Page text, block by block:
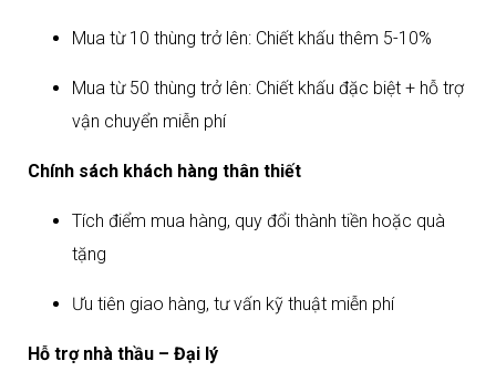
Mua từ 10 thùng trở lên: Chiết khấu thêm 5-10%
Mua từ 50 thùng trở lên: Chiết khấu đặc biệt + hỗ trợ
vận chuyển miễn phí
Chính sách khách hàng thân thiết
Tích điểm mua hàng, quy đổi thành tiền hoặc quà
tặng
Ưu tiên giao hàng, tư vấn kỹ thuật miễn phí
Hỗ trợ nhà thầu – Đại lý